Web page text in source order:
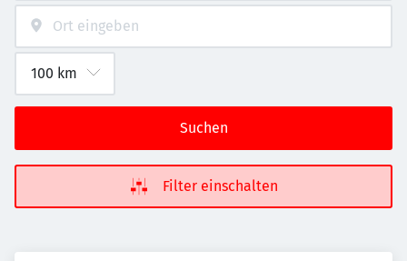
Suchen
Filter einschalten